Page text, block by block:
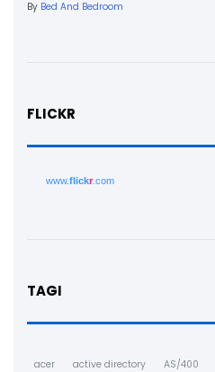
By Bed And Bedroom
FLICKR
www.flickr.com
TAGI
acer active directory AS/400